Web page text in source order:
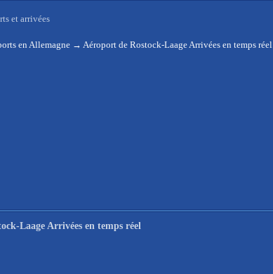
et arrivées
en Allemagne → Aéroport de Rostock-Laage Arrivées en temps réel
Laage Arrivées en temps réel